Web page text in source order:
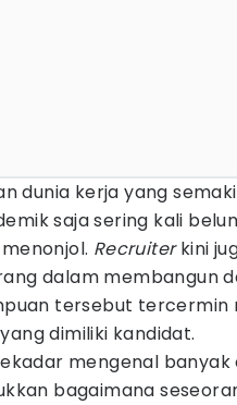
dunia kerja yang
saja sering kali
Recruiterkini
dalam membangun
tersebut tercermin
dimiliki kandidat.
mengenal banyak
bagaimana